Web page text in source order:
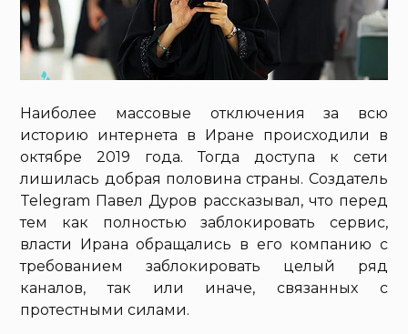
Наиболее массовые отключения за всю
историю интернета в Иране происходили в
октябре 2019 года. Тогда доступа к сети
лишилась добрая половина страны. Создатель
Telegram Павел Дуров рассказывал, что перед
тем как полностью заблокировать сервис,
власти Ирана обращались в его компанию с
требованием заблокировать целый ряд
каналов, так или иначе, связанных с
протестными силами.